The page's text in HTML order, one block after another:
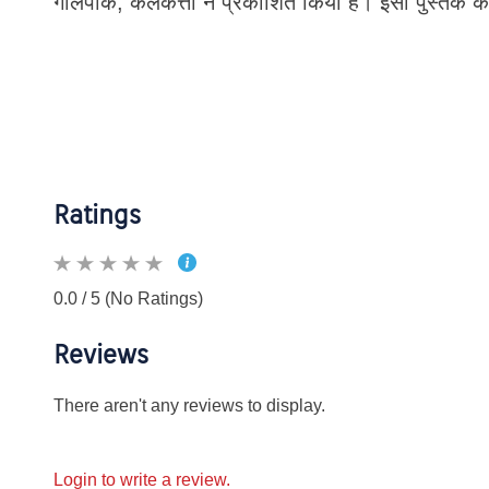
Ratings
0.0 / 5 (No Ratings)
Reviews
There aren't any reviews to display.
Login to write a review.